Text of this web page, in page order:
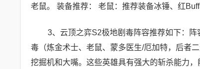
老鼠。 装备推荐： 老鼠：推荐装备冰锤、红
3、云顶之弈S2极地剧毒阵容推荐如下：
毒（炼金术士、老鼠、蒙多医生/厄加特，后者
挖掘机和大嘴。这些英雄具有强大的斩杀能力，